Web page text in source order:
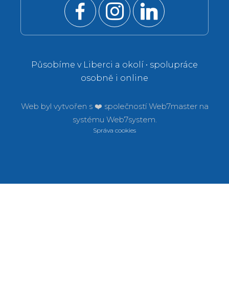
Působíme v Liberci a okolí • spolupráce
osobně i online
Web byl vytvořen s ❤️ společnostíWeb7master na
systému Web7system.
Správa cookies